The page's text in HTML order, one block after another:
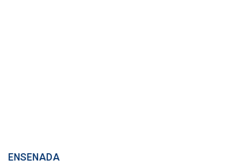
ENSENADA